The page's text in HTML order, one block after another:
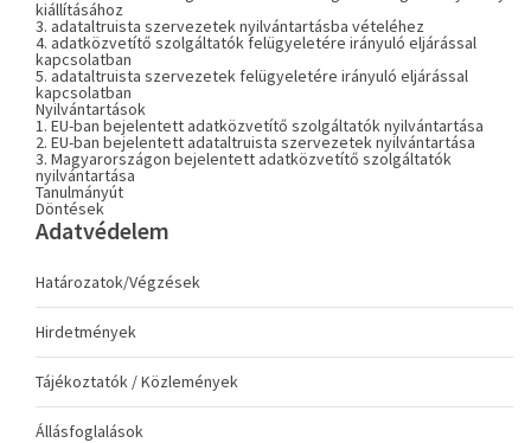
kiállításához
3. adataltruista szervezetek nyilvántartásba vételéhez
4. adatközvetítő szolgáltatók felügyeletére irányuló eljárással
kapcsolatban
5. adataltruista szervezetek felügyeletére irányuló eljárással
kapcsolatban
Nyilvántartások
1. EU-ban bejelentett adatközvetítő szolgáltatók nyilvántartása
2. EU-ban bejelentett adataltruista szervezetek nyilvántartása
3. Magyarországon bejelentett adatközvetítő szolgáltatók
nyilvántartása
Tanulmányút
Döntések
Adatvédelem
Határozatok/Végzések
Hirdetmények
Tájékoztatók / Közlemények
Állásfoglalások